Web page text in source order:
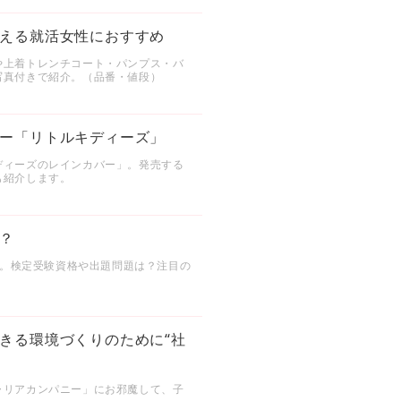
る就活女性におすすめ
着トレンチコート・パンプス・バ
付きで紹介。（品番・値段）
「リトルキディーズ」
ーズのレインカバー」。発売する
介します。
検定受験資格や出題問題は？注目の
る環境づくりのために“社
アカンパニー」にお邪魔して、子